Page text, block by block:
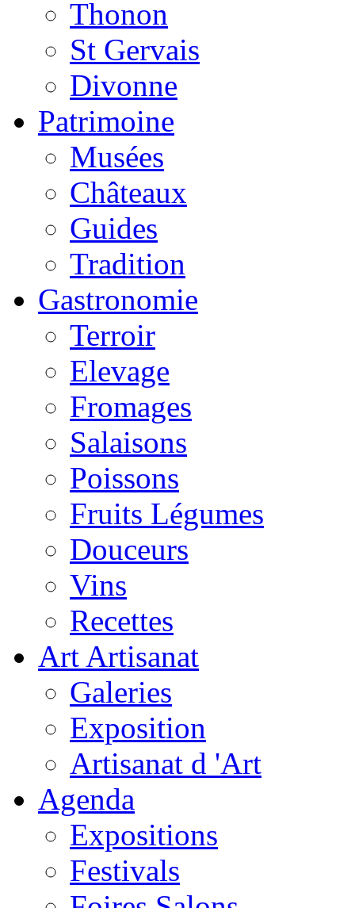
Thonon
St Gervais
Divonne
Patrimoine
Musées
Châteaux
Guides
Tradition
Gastronomie
Terroir
Elevage
Fromages
Salaisons
Poissons
Fruits Légumes
Douceurs
Vins
Recettes
Art Artisanat
Galeries
Exposition
Artisanat d 'Art
Agenda
Expositions
Festivals